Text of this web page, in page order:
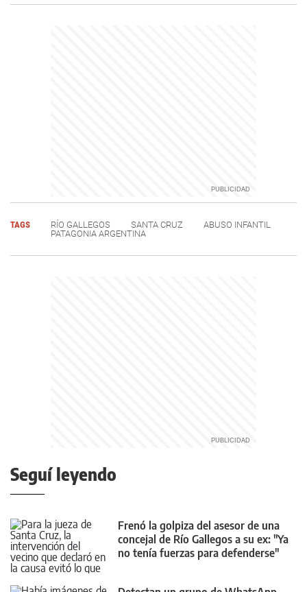
TAGS RÍO GALLEGOS SANTA CRUZ
ABUSO INFANTIL
PATAGONIA ARGENTINA
Seguí leyendo
Frenó la golpiza del asesor de una
concejal de Río Gallegos a su ex: "Ya
no tenía fuerzas para defenderse"